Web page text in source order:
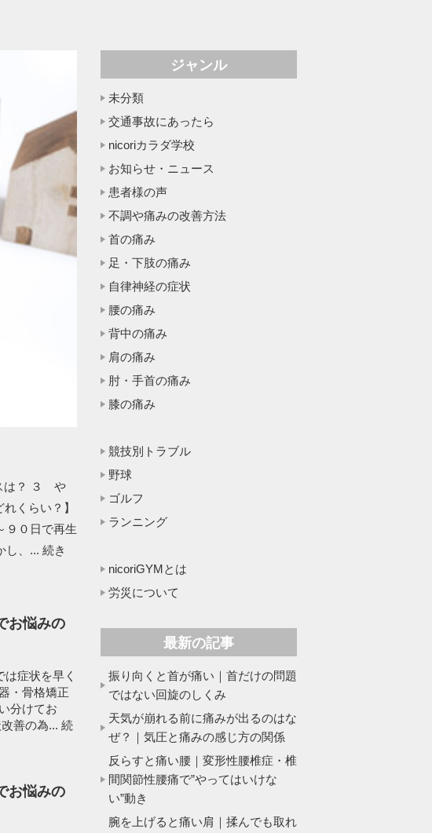
は？ ３ や
くらい？】
９０日で再生
し、... 続き
お悩みの
症状を早く
・骨格矯正
分けてお
善の為... 続
お悩みの
ジャンル
未分類
交通事故にあったら
nicoriカラダ学校
お知らせ・ニュース
患者様の声
不調や痛みの改善方法
首の痛み
足・下肢の痛み
自律神経の症状
腰の痛み
背中の痛み
肩の痛み
肘・手首の痛み
膝の痛み
競技別トラブル
野球
ゴルフ
ランニング
nicoriGYMとは
労災について
最新の記事
振り向くと首が痛い｜首だけの問題
ではない回旋のしくみ
天気が崩れる前に痛みが出るのはな
ぜ？｜気圧と痛みの感じ方の関係
反らすと痛い腰｜変形性腰椎症・椎
間関節性腰痛で”やってはいけな
い”動き
腕を上げると痛い肩｜揉んでも取れ